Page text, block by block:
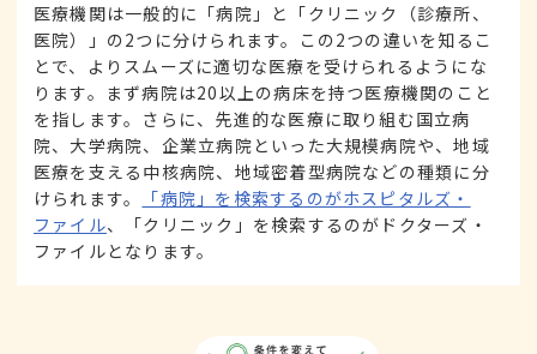
医療機関は一般的に「病院」と「クリニック（診療所、
医院）」の2つに分けられます。この2つの違いを知るこ
とで、よりスムーズに適切な医療を受けられるようにな
ります。まず病院は20以上の病床を持つ医療機関のこと
を指します。さらに、先進的な医療に取り組む国立病
院、大学病院、企業立病院といった大規模病院や、地域
医療を支える中核病院、地域密着型病院などの種類に分
けられます。
「病院」を検索するのがホスピタルズ・
ファイル、「クリニック」を検索するのがドクターズ・
ファイルとなります。